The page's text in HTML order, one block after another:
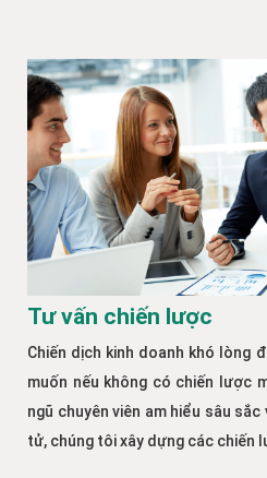
Tư vấn chiến lược
Chiến dịch kinh doanh khó lòng
muốn nếu không có chiến lược
ngũ chuyên viên am hiểu sâu
tử, chúng tôi xây dựng các chiến